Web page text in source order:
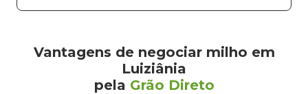
Vantagens de negociar milho em
Luiziânia
pela Grão Direto